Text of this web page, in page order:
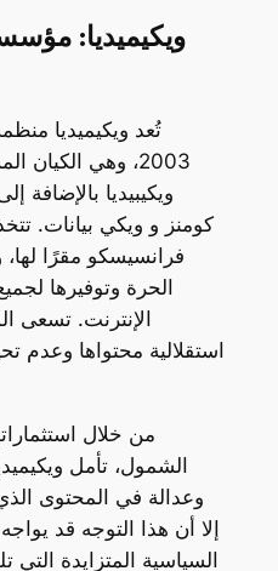
ويكيميديا:
تُعد ويكيميديا
2003، وهي
ويكيبيديا
كومنز و ويكي بيانات.
فرانسيسكو مقرًا
الحرة وتوفيرها
الإنترنت. تسعى
استقلالية محتواها وعدم
من خلال
الشمول، تأمل
وعدالة في المحتوى
إلا أن هذا التوجه قد
السياسية المتزايدة